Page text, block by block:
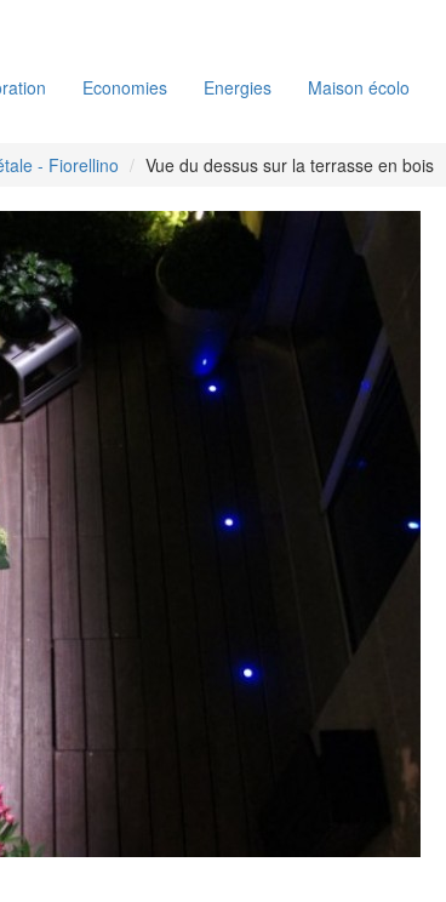
Economies Energies Maison écolo
- Fiorellino Vue du dessus sur la terrasse en bois